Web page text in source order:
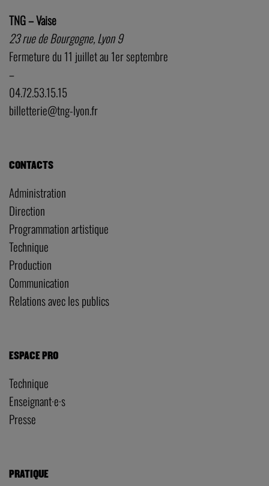
TNG – Vaise
23 rue de Bourgogne, Lyon 9
Fermeture du 11 juillet au 1er septembre
–
04.72.53.15.15
billetterie@tng-lyon.fr
CONTACTS
Administration
Direction
Programmation artistique
Technique
Production
Communication
Relations avec les publics
ESPACE PRO
Technique
Enseignant·e·s
Presse
PRATIQUE